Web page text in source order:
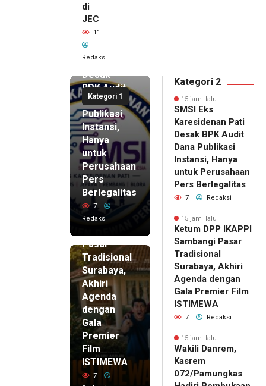
di
JEC
11
Redaksi
Kategori 1
15 jam lalu
SMSI Eks
Karesidenan
Pati
Desak
BPK Audit
Dana
Publikasi
Instansi,
Hanya
untuk
Perusahaan
Pers
Berlegalitas
7
Redaksi
15 jam lalu
Ketum
DPP
IKAPPI
Pasar
Tradisional
Surabaya,
Akhiri
Agenda
dengan
Gala
Premier
Film
ISTIMEWA
7
Kategori 2
15 jam lalu
SMSI Eks
Karesidenan Pati
Desak BPK Audit
Dana Publikasi
Instansi, Hanya
untuk Perusahaan
Pers Berlegalitas
7 Redaksi
15 jam lalu
Ketum DPP IKAPPI
Sambangi Pasar
Tradisional
Surabaya, Akhiri
Agenda dengan
Gala Premier Film
ISTIMEWA
7 Redaksi
15 jam lalu
Wakili Danrem,
Kasrem
072/Pamungkas